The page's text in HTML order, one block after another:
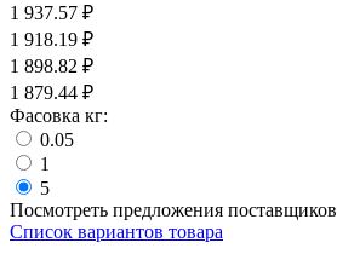
1 937.57 ₽
1 918.19 ₽
1 898.82 ₽
1 879.44 ₽
Фасовка кг:
0.05
1
5
Посмотреть предложения поставщиков
Список вариантов товара